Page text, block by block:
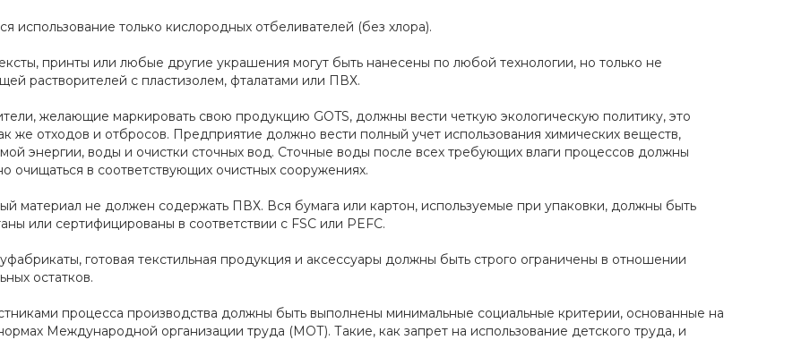
использование только кислородных отбеливателей (без хлора).
принты или любые другие украшения могут быть нанесены по любой технологии, но только не
растворителей с пластизолем, фталатами или ПВХ.
желающие маркировать свою продукцию GOTS, должны вести четкую экологическую политику, это
же отходов и отбросов. Предприятие должно вести полный учет использования химических веществ,
энергии, воды и очистки сточных вод. Сточные воды после всех требующих влаги процессов должны
очищаться в соответствующих очистных сооружениях.
материал не должен содержать ПВХ. Вся бумага или картон, используемые при упаковки, должны быть
или сертифицированы в соответствии с FSC или PEFC.
готовая текстильная продукция и аксессуары должны быть строго ограничены в отношении
остатков.
процесса производства должны быть выполнены минимальные социальные критерии, основанные на
Международной организации труда (МОТ). Такие, как запрет на использование детского труда, и